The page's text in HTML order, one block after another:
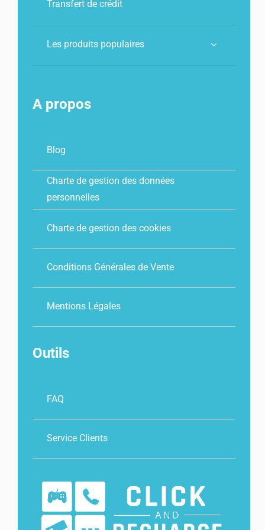
Transfert de crédit
Les produits populaires
A propos
Blog
Charte de gestion des données
personnelles
Charte de gestion des cookies
Conditions Générales de Vente
Mentions Légales
Outils
FAQ
Service Clients